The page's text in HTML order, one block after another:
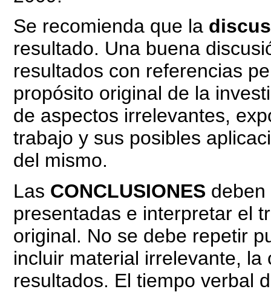
Se recomienda que la
resultado. Una buena
resultados con referencias
propósito original de la
de aspectos irrelevantes,
trabajo y sus posibles
del mismo.
Las CONCLUSIONES deben
presentadas e interpretar el
original. No se debe repetir
incluir material irrelevante,
resultados. El tiempo verbal